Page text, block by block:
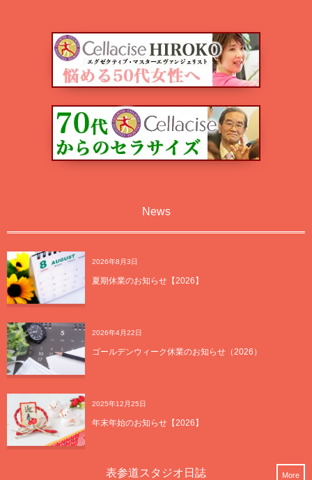
News
2026年8月3日
夏期休業のお知らせ【2026】
2026年4月22日
ゴールデンウィーク休業のお知らせ（2026）
2025年12月25日
年末年始のお知らせ【2026】
表参道スタジオ日誌 More